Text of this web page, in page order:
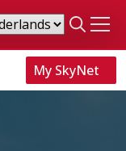
Search
for:
My SkyNet